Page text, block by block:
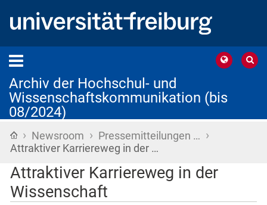
Archiv der Hochschul- und
Wissenschaftskommunikation (bis
08/2024)
Startseite
› Newsroom › Pressemitteilungen … ›
Attraktiver Karriereweg in der …
Attraktiver Karriereweg in der
Wissenschaft